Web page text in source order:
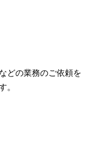
どの業務のご依頼を
。